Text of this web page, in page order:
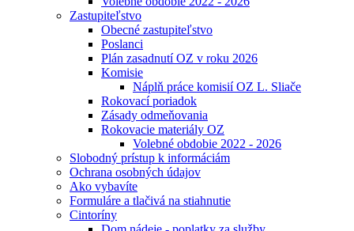
Zastupiteľstvo
Obecné zastupiteľstvo
Poslanci
Plán zasadnutí OZ v roku 2026
Komisie
Náplň práce komisií OZ L. Sliače
Rokovací poriadok
Zásady odmeňovania
Rokovacie materiály OZ
Volebné obdobie 2022 - 2026
Slobodný prístup k informáciám
Ochrana osobných údajov
Ako vybavíte
Formuláre a tlačivá na stiahnutie
Cintoríny